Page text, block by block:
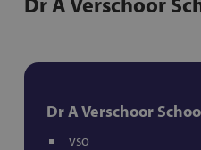
Dr A Verschoor
vso